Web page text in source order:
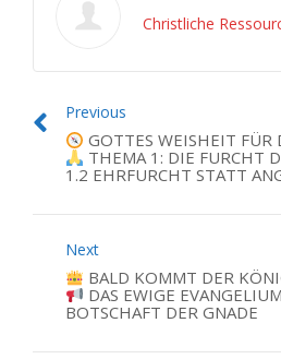
Christliche
Previous
GOTTES WEISHEIT FÜR
THEMA 1: DIE FURCHT
1.2 EHRFURCHT STATT
Next
BALD KOMMT DER
DAS EWIGE
BOTSCHAFT DER GNADE